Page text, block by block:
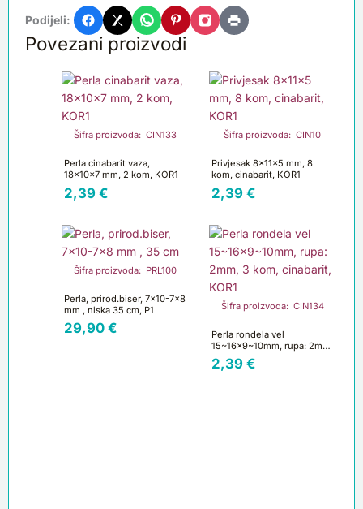
Podijeli:
Povezani proizvodi
Šifra proizvoda: CIN133
Perla cinabarit vaza,
18x10x7 mm, 2 kom, KOR1
2,39 €
Šifra proizvoda: CIN10
Privjesak 8x11x5 mm, 8
kom, cinabarit, KOR1
2,39 €
Šifra proizvoda: PRL100
Perla, prirod.biser, 7×10-7×8
mm , niska 35 cm, P1
29,90 €
Šifra proizvoda: CIN134
Perla rondela vel
15~16×9~10mm, rupa: 2mm,
3 kom, cinabarit, KOR1
2,39 €